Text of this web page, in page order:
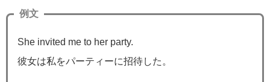
例文
She invited me to her party.
彼女は私をパーティーに招待した。